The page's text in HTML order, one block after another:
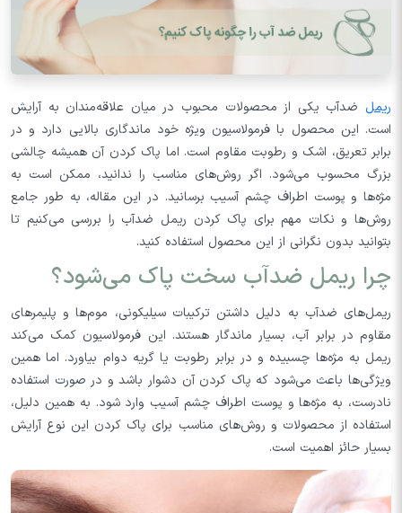
ریمل ضد‌آب یکی از محصولات محبوب در میان علاقه‌مندان به آرایش
است. این محصول با فرمولاسیون ویژه خود ماندگاری بالایی دارد و در
برابر تعریق، اشک و رطوبت مقاوم است. اما پاک کردن آن همیشه چالشی
بزرگ محسوب می‌شود. اگر روش‌های مناسب را ندانید، ممکن است به
مژه‌ها و پوست اطراف چشم آسیب برسانید. در این مقاله، به طور جامع
روش‌ها و نکات مهم برای پاک کردن ریمل ضد‌آب را بررسی می‌کنیم تا
بتوانید بدون نگرانی از این محصول استفاده کنید.
چرا ریمل ضد‌آب سخت پاک می‌شود؟
ریمل‌های ضد‌آب به دلیل داشتن ترکیبات سیلیکونی، موم‌ها و پلیمرهای
مقاوم در برابر آب، بسیار ماندگار هستند. این فرمولاسیون کمک می‌کند
ریمل به مژه‌ها چسبیده و در برابر رطوبت یا گریه دوام بیاورد. اما همین
ویژگی‌ها باعث می‌شود که پاک کردن آن دشوار باشد و در صورت استفاده
نادرست، به مژه‌ها و پوست اطراف چشم آسیب وارد شود. به همین دلیل،
استفاده از محصولات و روش‌های مناسب برای پاک کردن این نوع آرایش
بسیار حائز اهمیت است.